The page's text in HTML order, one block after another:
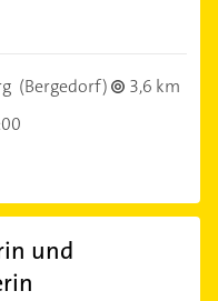
(Bergedorf)
3,6 km
und